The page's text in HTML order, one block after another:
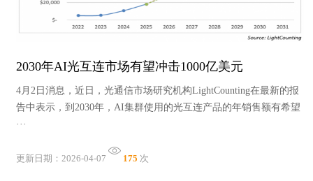
2030年AI光互连市场有望冲击1000亿美元
4月2日消息，近日，光通信市场研究机构LightCounting在最新的报
告中表示，到2030年，AI集群使用的光互连产品的年销售额有希望
···
更新日期：2026-04-07 175 次